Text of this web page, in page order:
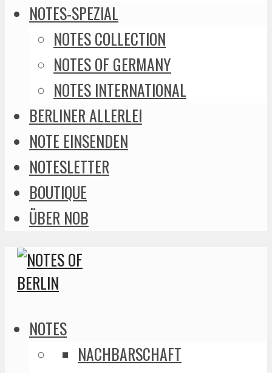
NOTES-SPEZIAL
NOTES COLLECTION
NOTES OF GERMANY
NOTES INTERNATIONAL
BERLINER ALLERLEI
NOTE EINSENDEN
NOTESLETTER
BOUTIQUE
ÜBER NOB
NOTES
NACHBARSCHAFT